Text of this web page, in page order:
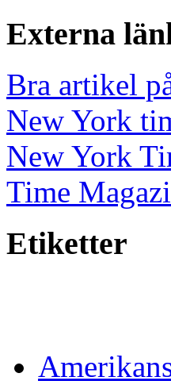
Externa
Bra artikel
New York
New York
Time
Etiketter